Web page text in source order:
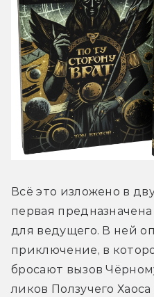
Всё это изложено в
первая
для ведущего. В ней
приключение, в
бросают вызов
ликов Ползучего